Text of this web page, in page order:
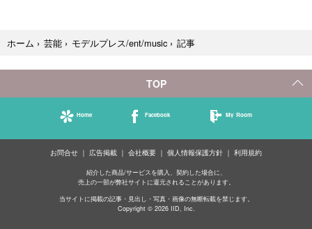
ホーム › 芸能 › モデルプレス/ent/music › 記事
TOP
Home Facebook My Room
お問合せ 広告掲載 会社概要 個人情報保護方針 利用規約
紹介した商品/サービスを購入、契約した場合に、
売上の一部が弊社サイトに還元されることがあります。
当サイトに掲載の記事・見出し・写真・画像の無断転載を禁じます。
Copyright © 2026 IID, Inc.